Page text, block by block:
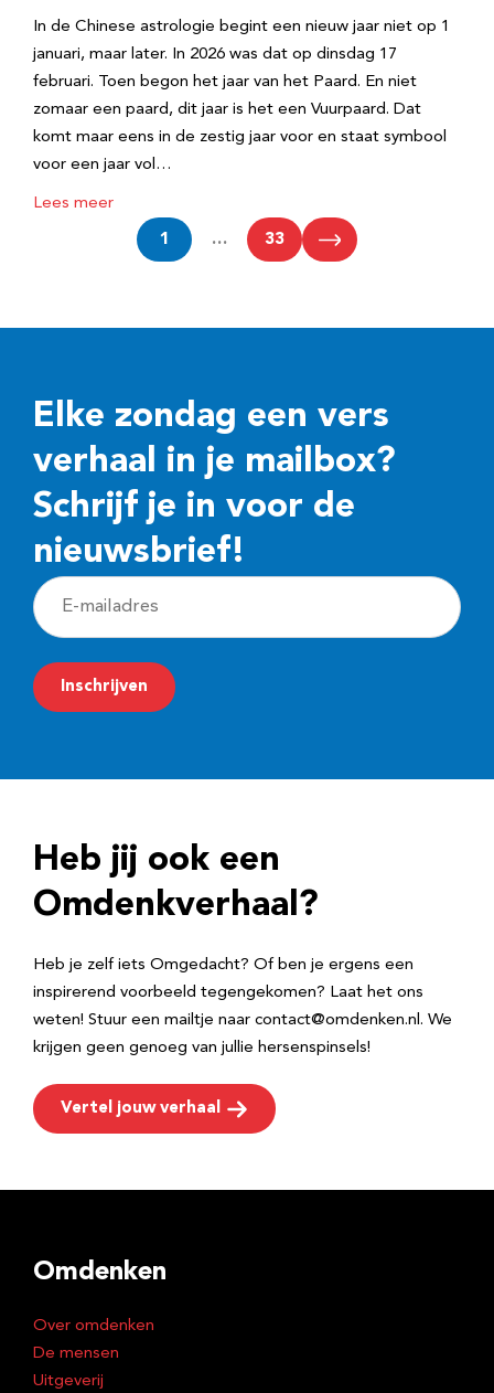
In de Chinese astrologie begint een nieuw jaar niet op 1
januari, maar later. In 2026 was dat op dinsdag 17
februari. Toen begon het jaar van het Paard. En niet
zomaar een paard, dit jaar is het een Vuurpaard. Dat
komt maar eens in de zestig jaar voor en staat symbool
voor een jaar vol…
Lees meer
1 … 33
Elke zondag een vers
verhaal in je mailbox?
Schrijf je in voor de
nieuwsbrief!
E
-
m
a
r
e
Inschrijven
Heb jij ook een
Omdenkverhaal?
Heb je zelf iets Omgedacht? Of ben je ergens een
inspirerend voorbeeld tegengekomen? Laat het ons
weten! Stuur een mailtje naar contact@omdenken.nl. We
krijgen geen genoeg van jullie hersenspinsels!
Vertel jouw verhaal
Omdenken
Over omdenken
De mensen
Uitgeverij